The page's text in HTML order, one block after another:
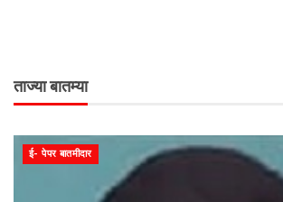
ताज्या बातम्या
ई- पेपर बातमीदार